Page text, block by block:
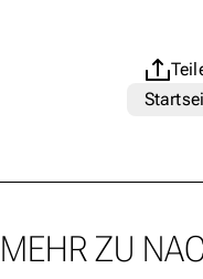
MEHR ZU